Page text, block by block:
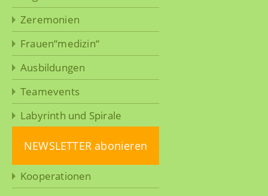
Zeremonien
Frauen“medizin“
Ausbildungen
Teamevents
Labyrinth und Spirale
NEWSLETTER abonieren
Kooperationen